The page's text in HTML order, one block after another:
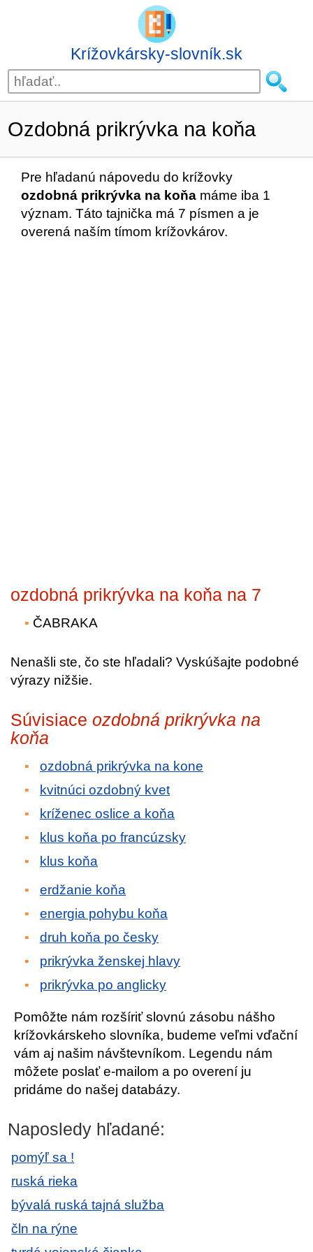
Krížovkársky-slovník.sk
Ozdobná prikrývka na koňa
Pre hľadanú nápovedu do krížovky
ozdobná prikrývka na koňa máme iba 1
význam. Táto tajnička má 7 písmen a je
overená naším tímom krížovkárov.
ozdobná prikrývka na koňa na 7
ČABRAKA
Nenašli ste, čo ste hľadali? Vyskúšajte podobné
výrazy nižšie.
Súvisiace ozdobná prikrývka na
koňa
ozdobná prikrývka na kone
kvitnúci ozdobný kvet
kríženec oslice a koňa
klus koňa po francúzsky
klus koňa
erdžanie koňa
energia pohybu koňa
druh koňa po česky
prikrývka ženskej hlavy
prikrývka po anglicky
Pomôžte nám rozšíriť slovnú zásobu nášho
krížovkárskeho slovníka, budeme veľmi vďační
vám aj našim návštevníkom. Legendu nám
môžete poslať e-mailom a po overení ju
pridáme do našej databázy.
Naposledy hľadané:
pomýľ sa !
ruská rieka
bývalá ruská tajná služba
čln na rýne